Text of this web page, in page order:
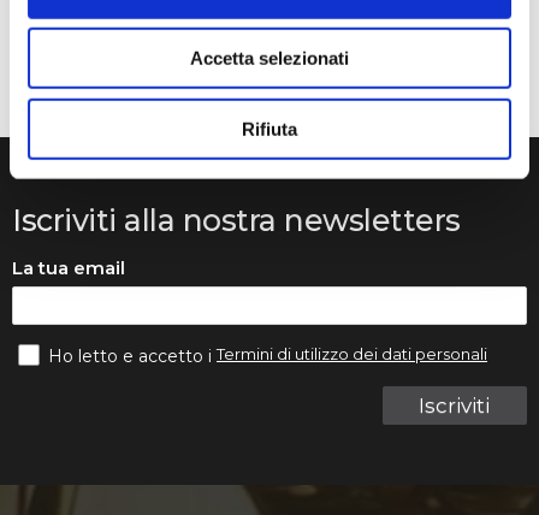
Accetta selezionati
Rifiuta
messo in grossi guai..
Iscriviti alla nostra newsletters
La tua email
Iscriviti
Ho letto e accetto iTermini di utilizzo dei dati personali